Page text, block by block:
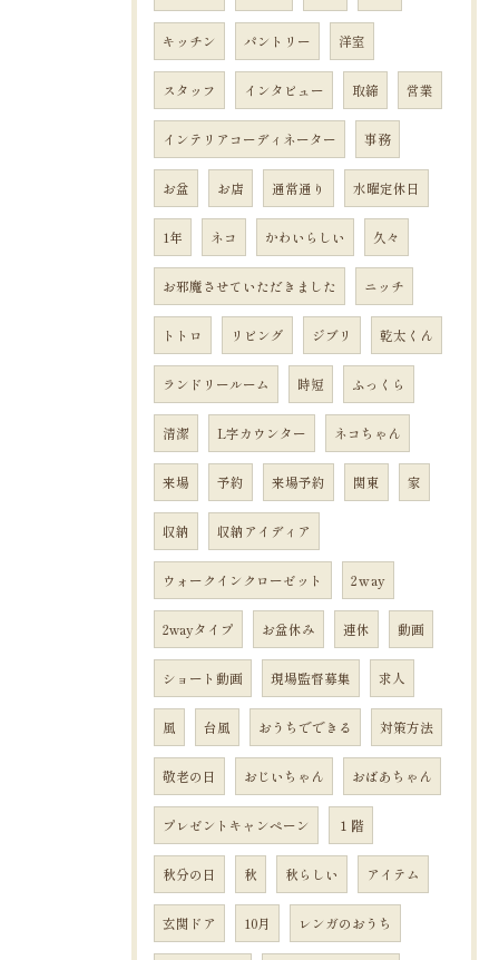
キッチン パントリー 洋室
スタッフ インタビュー 取締 営業
インテリアコーディネーター 事務
お盆 お店 通常通り 水曜定休日
1年 ネコ かわいらしい 久々
お邪魔させていただきました ニッチ
トトロ リビング ジブリ 乾太くん
ランドリールーム 時短 ふっくら
清潔 L字カウンター ネコちゃん
来場 予約 来場予約 関東 家
収納 収納アイディア
ウォークインクローゼット 2ｗay
2wayタイプ お盆休み 連休 動画
ショート動画 現場監督募集 求人
風 台風 おうちでできる 対策方法
敬老の日 おじいちゃん おばあちゃん
プレゼントキャンペーン １階
秋分の日 秋 秋らしい アイテム
玄関ドア 10月 レンガのおうち